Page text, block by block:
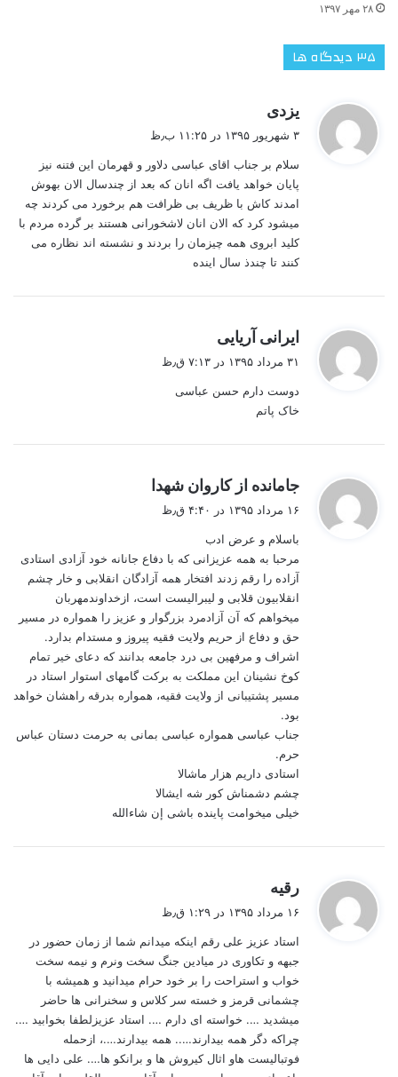
۲۸ مهر ۱۳۹۷
‫۳۵ دیدگاه ها
یزدی
ت
:
۳ شهریور ۱۳۹۵ در ۱۱:۲۵ ب٫ظ
سلام بر جناب اقای عباسی دلاور و قهرمان این فتنه نیز
پایان خواهد یافت اگه انان که بعد از چندسال الان بهوش
امدند کاش با ظریف بی ظرافت هم برخورد می کردند چه
میشود کرد که الان انان لاشخورانی هستند بر گرده مردم با
کلید ابروی همه چیزمان را بردند و نشسته اند نظاره می
کنند تا چندذ سال اینده
ایرانی آریایی
:
۳۱ مرداد ۱۳۹۵ در ۷:۱۳ ق٫ظ
دوست دارم حسن عباسی
خاک پاتم
جامانده از کاروان شهدا
۱۶ مرداد ۱۳۹۵ در ۴:۴۰ ق٫ظ
باسلام و عرض ادب
مرحبا به همه عزیزانی که با دفاع جانانه خود آزادی استادی
آزاده را رقم زدند افتخار همه آزادگان انقلابی و خار چشم
انقلابیون قلابی و لیبرالیست است، ازخداوندمهربان
میخواهم که آن آزادمرد بزرگوار و عزیز را همواره در مسیر
حق و دفاع از حریم ولایت فقیه پیروز و مستدام بدارد.
اشراف و مرفهین بی درد جامعه بدانند که دعای خیر تمام
کوخ نشینان این مملکت به برکت گامهای استوار استاد در
مسیر پشتیبانی از ولایت فقیه، همواره بدرقه راهشان خواهد
بود.
جناب عباسی همواره عباسی بمانی به حرمت دستان عباس
حرم.
استادی داریم هزار ماشالا
چشم دشمناش کور شه ایشالا
خیلی میخوامت پاینده باشی إن شاءالله
رقیه
:
۱۶ مرداد ۱۳۹۵ در ۱:۲۹ ق٫ظ
استاد عزیز علی رقم اینکه میدانم شما از زمان حضور در
جبهه و تکاوری در میادین جنگ سخت ونرم و نیمه سخت
خواب و استراحت را بر خود حرام میدانید و همیشه با
چشمانی قرمز و خسته سر کلاس و سخنرانی ها حاضر
میشدید …. خواسته ای دارم …. استاد عزیزلطفا بخوابید ….
چراکه دگر همه بیدارند….. همه بیدارند….، ازحمله
فوتبالیست هاو اثال کیروش ها و برانکو ها…. علی دایی ها